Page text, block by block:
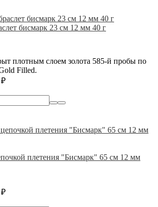
бисмарк 23 см 12 мм 40 г
плотным слоем золота 585-й пробы по
Filled.
₽
плетения "Бисмарк" 65 см 12 мм
₽